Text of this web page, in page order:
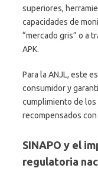
superiores,
capacidades de
“mercado gris” o a
APK.
Para la ANJL, este
consumidor y
cumplimiento de
recompensados
SINAPO y el
regulatoria